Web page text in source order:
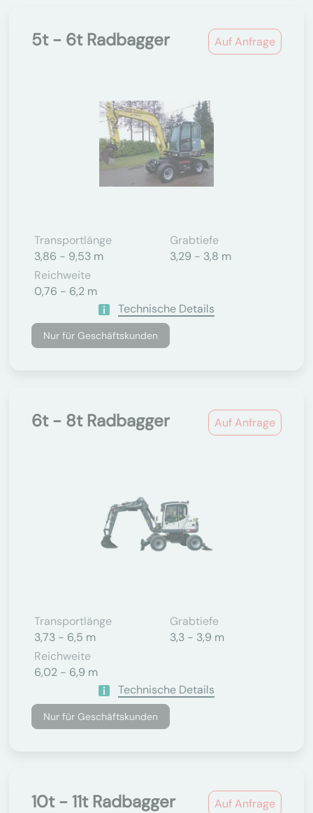
Auf Anfrage
5t - 6t Radbagger
Transportlänge
3,86 - 9,53 m
Grabtiefe
3,29 - 3,8 m
Reichweite
0,76 - 6,2 m
Technische Details
Nur für Geschäftskunden
Auf Anfrage
6t - 8t Radbagger
Transportlänge
3,73 - 6,5 m
Grabtiefe
3,3 - 3,9 m
Reichweite
6,02 - 6,9 m
Technische Details
Nur für Geschäftskunden
Auf Anfrage
10t - 11t Radbagger